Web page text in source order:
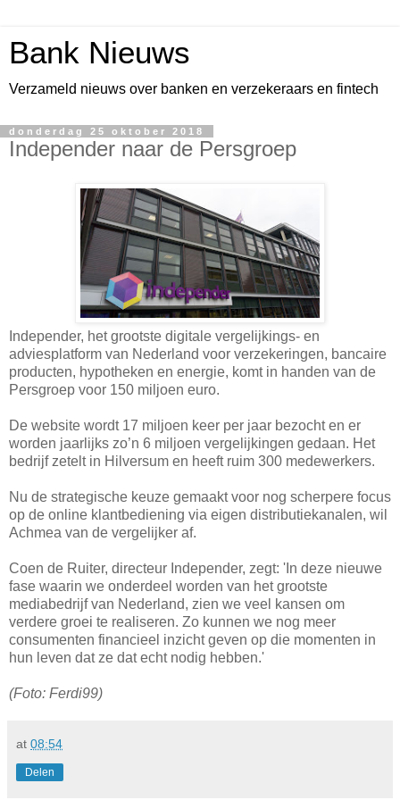
Bank Nieuws
Verzameld nieuws over banken en verzekeraars en fintech
donderdag 25 oktober 2018
Independer naar de Persgroep
Independer, het grootste digitale vergelijkings- en
adviesplatform van Nederland voor verzekeringen, bancaire
producten, hypotheken en energie, komt in handen van de
Persgroep voor 150 miljoen euro.
De website wordt 17 miljoen keer per jaar bezocht en er
worden jaarlijks zo’n 6 miljoen vergelijkingen gedaan. Het
bedrijf zetelt in Hilversum en heeft ruim 300 medewerkers.
Nu de strategische keuze gemaakt voor nog scherpere focus
op de online klantbediening via eigen distributiekanalen, wil
Achmea van de vergelijker af.
Coen de Ruiter, directeur Independer, zegt: 'In deze nieuwe
fase waarin we onderdeel worden van het grootste
mediabedrijf van Nederland, zien we veel kansen om
verdere groei te realiseren. Zo kunnen we nog meer
consumenten financieel inzicht geven op die momenten in
hun leven dat ze dat echt nodig hebben.'
(Foto: Ferdi99)
at 08:54
Delen